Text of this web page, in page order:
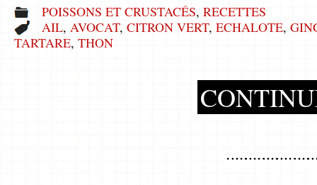
POISSONS ET CRUSTACÉS, RECETTES
AIL, AVOCAT, CITRON VERT, ECHALOTE,
TARTARE, THON